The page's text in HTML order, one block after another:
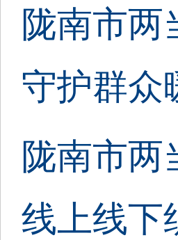
陇南市两
守护群众
陇南市两
线上线下